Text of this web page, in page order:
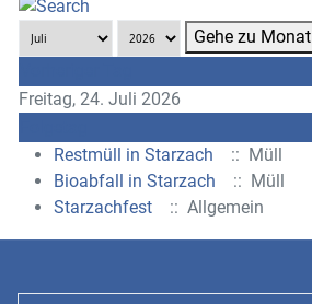
Gehe zu Monat
Freitag, 24. Juli 2026
Restmüll in Starzach
:: Müll
Bioabfall in Starzach
:: Müll
Starzachfest
:: Allgemein